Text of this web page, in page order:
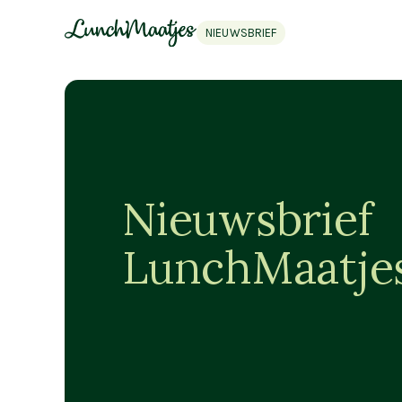
NIEUWSBRIEF
Nieuwsbrief